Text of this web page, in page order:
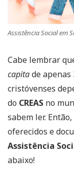
Assistência Social em
Cabe lembrar
capitade apenas
cristóvenses
do CREAS no
sabem ler.
oferecidos e
Assistência
abaixo!